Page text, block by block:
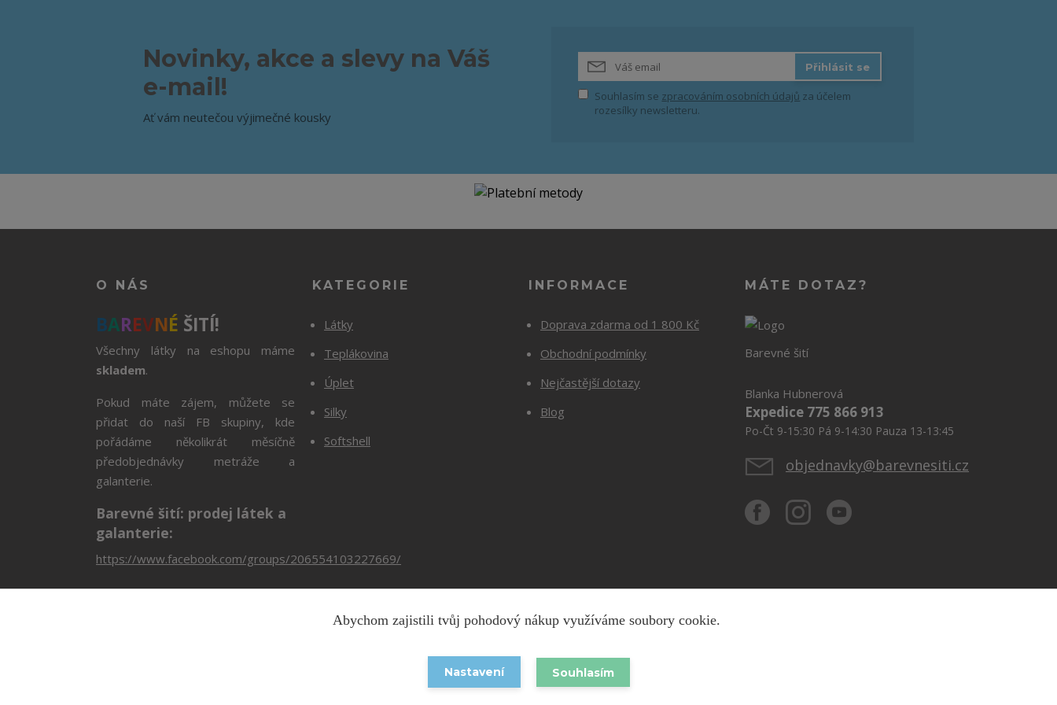
Novinky, akce a slevy na Váš
e-mail!
Ať vám neutečou výjimečné kousky
Přihlásit se
Souhlasím se zpracováním osobních údajů za účelem
rozesílky newsletteru.
O NÁS
BAREVNÉ ŠITÍ!
Všechny látky na eshopu máme
skladem.
Pokud máte zájem, můžete se
přidat do naší FB skupiny, kde
pořádáme několikrát měsíčně
předobjednávky metráže a
galanterie.
Barevné šití: prodej látek a
galanterie:
https://www.facebook.com/groups/206554103227669/
KATEGORIE
Látky
Teplákovina
Úplet
Silky
Softshell
INFORMACE
Doprava zdarma od 1 800 Kč
Obchodní podmínky
Nejčastější dotazy
Blog
MÁTE DOTAZ?
Barevné šití
Blanka Hubnerová
Expedice 775 866 913
Po-Čt 9-15:30 Pá 9-14:30 Pauza 13-13:45
objednavky@barevnesiti.cz
Copyright © 2026 Barevnesiti.cz
Vytvořeno na
Abychom zajistili tvůj pohodový nákup využíváme soubory cookie.
Nastavení Souhlasím